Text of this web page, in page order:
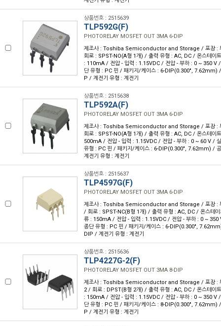
상품번호 : 2515639
TLP592G(F)
PHOTORELAY MOSFET OUT 3MA 6-DIP
제조사 : Toshiba Semiconductor and Storage / 포장 :
회로 : SPST-NO(A형 1개) / 출력 유형 : AC, DC / 온스테이
: 110mA / 전압 - 입력 : 1.15VDC / 전압 - 부하 : 0 ~ 350 V
단 유형 : PC 핀 / 패키지/케이스 : 6-DIP(0.300", 7.62mm)
P / 계전기 유형 : 계전기
상품번호 : 2515638
TLP592A(F)
PHOTORELAY MOSFET OUT 3MA 6-DIP
제조사 : Toshiba Semiconductor and Storage / 포장 :
회로 : SPST-NO(A형 1개) / 출력 유형 : AC, DC / 온스테이
500mA / 전압 - 입력 : 1.15VDC / 전압 - 부하 : 0 ~ 60 V /
유형 : PC 핀 / 패키지/케이스 : 6-DIP(0.300", 7.62mm) /
계전기 유형 : 계전기
상품번호 : 2515637
TLP4597G(F)
PHOTORELAY MOSFET OUT 3MA 6-DIP
제조사 : Toshiba Semiconductor and Storage / 포장 :
/ 회로 : SPST-NC(B형 1개) / 출력 유형 : AC, DC / 온스테
류 : 150mA / 전압 - 입력 : 1.15VDC / 전압 - 부하 : 0 ~ 350
종단 유형 : PC 핀 / 패키지/케이스 : 6-DIP(0.300",
DIP / 계전기 유형 : 계전기
상품번호 : 2515636
TLP4227G-2(F)
PHOTORELAY MOSFET OUT 3MA 8-DIP
제조사 : Toshiba Semiconductor and Storage / 포장 :
2 / 회로 : DPST(B형 2개) / 출력 유형 : AC, DC / 온스테이
: 150mA / 전압 - 입력 : 1.15VDC / 전압 - 부하 : 0 ~ 350 V
단 유형 : PC 핀 / 패키지/케이스 : 8-DIP(0.300", 7.62mm)
P / 계전기 유형 : 계전기